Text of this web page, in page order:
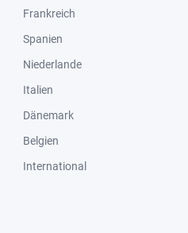
Frankreich
Spanien
Niederlande
Italien
Dänemark
Belgien
International